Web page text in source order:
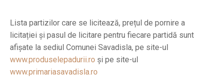
Lista partizilor care se licitează, prețul de pornire a
licitației și pasul de licitare pentru fiecare partidă sunt
afișate la sediul Comunei Savadisla, pe site-ul
www.produselepadurii.ro și pe site-ul
www.primariasavadisla.ro